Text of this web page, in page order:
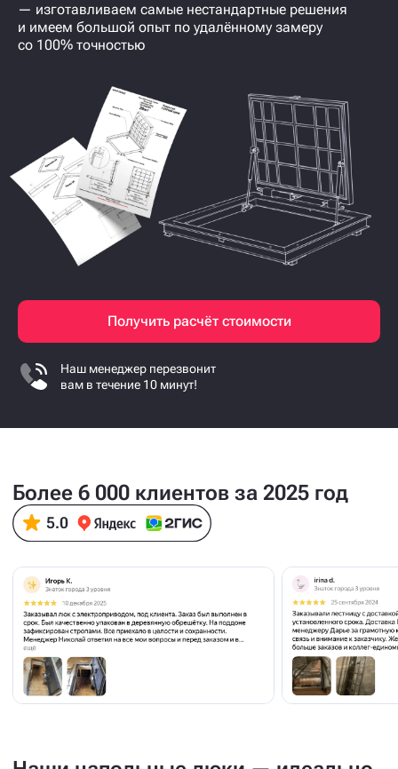
— изготавливаем самые нестандартные решения
и имеем большой опыт по удалённому замеру
со 100% точностью
Получить расчёт стоимости
Наш менеджер перезвонит
вам в течение 10 минут!
Более 6 000 клиентов за 2025 год